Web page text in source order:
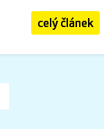
celý článek